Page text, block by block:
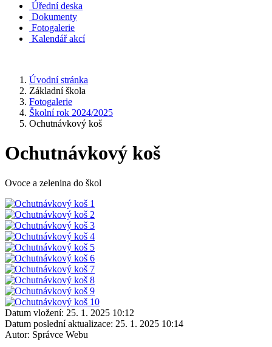
Úřední deska
Dokumenty
Fotogalerie
Kalendář akcí
Úvodní stránka
Základní škola
Fotogalerie
Školní rok 2024/2025
Ochutnávkový koš
Ochutnávkový koš
Ovoce a zelenina do škol
Datum vložení: 25. 1. 2025 10:12
Datum poslední aktualizace: 25. 1. 2025 10:14
Autor: Správce Webu